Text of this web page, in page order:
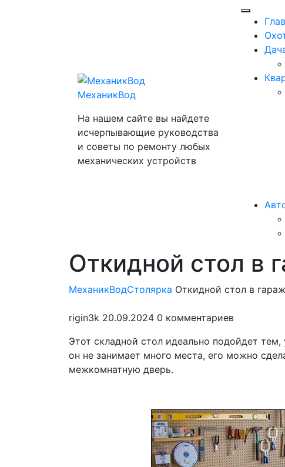
МеханикВод
На нашем сайте вы найдете
исчерпывающие руководства
и советы по ремонту любых
механических устройств
Открыть
меню
Закрыть
меню
Откидной стол в
МеханикВодСтолярка Откидной стол в
rigin3k 20.09.2024 0 комментариев
Этот складной стол идеально подойдет
он не занимает много места, его можно
межкомнатную дверь.